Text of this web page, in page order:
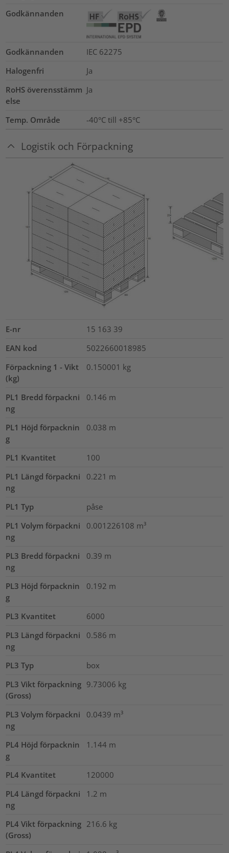
Godkännanden
Godkännanden
IEC 62275
Halogenfri
Ja
RoHS överensstämm
else
Ja
Temp. Område -40°C till +85°C
Logistik och Förpackning
E-nr
15 163 39
EAN kod
5022660018985
Förpackning 1 - Vikt
(kg)
0.150001 kg
PL1 Bredd förpackni
ng
0.146 m
PL1 Höjd förpacknin
g
0.038 m
PL1 Kvantitet
100
PL1 Längd förpackni
ng
0.221 m
PL1 Typ
påse
PL1 Volym förpackni
ng
0.001226108 m³
PL3 Bredd förpackni
ng
0.39 m
PL3 Höjd förpacknin
g
0.192 m
PL3 Kvantitet
6000
PL3 Längd förpackni
ng
0.586 m
PL3 Typ
box
PL3 Vikt förpackning
(Gross)
9.73006 kg
PL3 Volym förpackni
ng
0.0439 m³
PL4 Höjd förpacknin
g
1.144 m
PL4 Kvantitet
120000
PL4 Längd förpackni
ng
1.2 m
PL4 Vikt förpackning
(Gross)
216.6 kg